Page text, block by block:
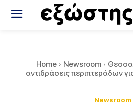
Home Newsroom
αντιδράσεις περιπτεράδων
Newsroom